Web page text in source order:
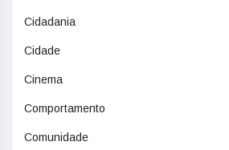
Cidadania
Cidade
Cinema
Comportamento
Comunidade